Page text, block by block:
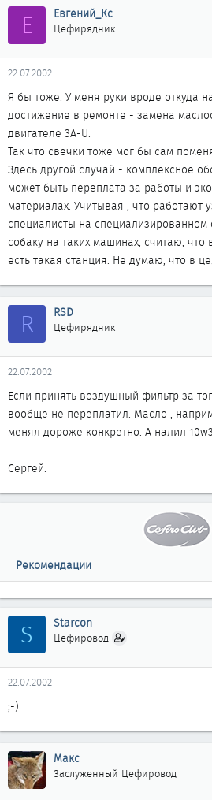
Е Евгений_Кс
Цефирядник
22.07.2002
Я бы тоже. У меня руки вроде откуда
достижение в ремонте - замена
двигателе 3А-U.
Так что свечки тоже мог бы сам
Здесь другой случай - комплексное
может быть переплата за работы и
материалах. Учитывая , что работают
специалисты на
собаку на таких машинах, считаю,
есть такая станция. Не думаю, что в
R RSD
Цефирядник
22.07.2002
Если принять воздушный фильтр за
вообще не переплатил. Масло ,
менял дороже конкретно. А налил
Сергей.
Рекомендации
S Starcon
Цефировод
22.07.2002
;-)
Макс
Заслуженный Цефировод